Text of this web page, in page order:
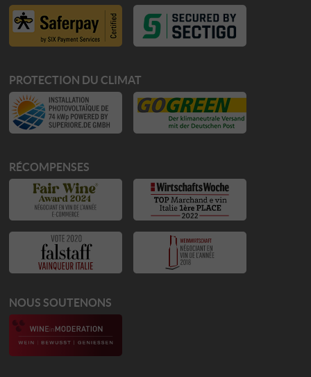
PROTECTION DU CLIMAT
RÉCOMPENSES
NOUS SOUTENONS